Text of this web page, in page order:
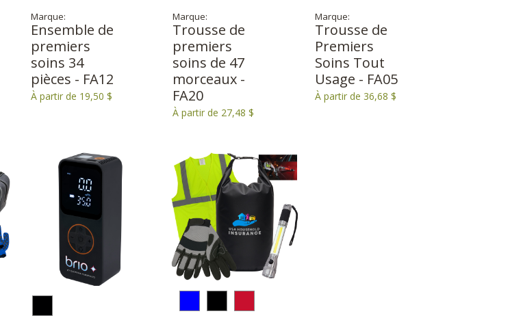
Marque:
Ensemble de
premiers
soins 34
pièces - FA12
À partir de 19,50 $
Marque:
Trousse de
premiers
soins de 47
morceaux -
FA20
À partir de 27,48 $
Marque:
Trousse de
Premiers
Soins Tout
Usage - FA05
À partir de 36,68 $